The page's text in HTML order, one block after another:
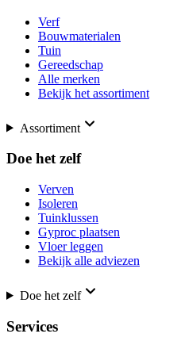
Verf
Bouwmaterialen
Tuin
Gereedschap
Alle merken
Bekijk het assortiment
Assortiment
Doe het zelf
Verven
Isoleren
Tuinklussen
Gyproc plaatsen
Vloer leggen
Bekijk alle adviezen
Doe het zelf
Services